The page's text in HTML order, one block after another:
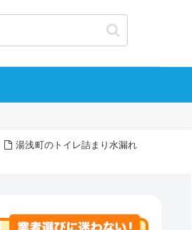
湯浅町のトイレ詰まり水漏れ